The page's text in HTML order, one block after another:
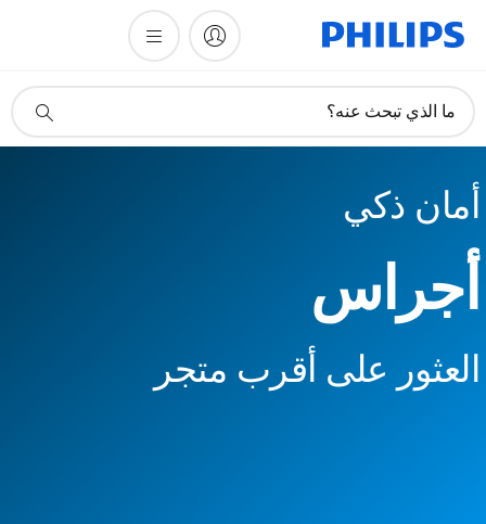
دعم
ما الذي تبحث عنه؟
أمان ذكي
أجراس
العثور على أقرب متجر